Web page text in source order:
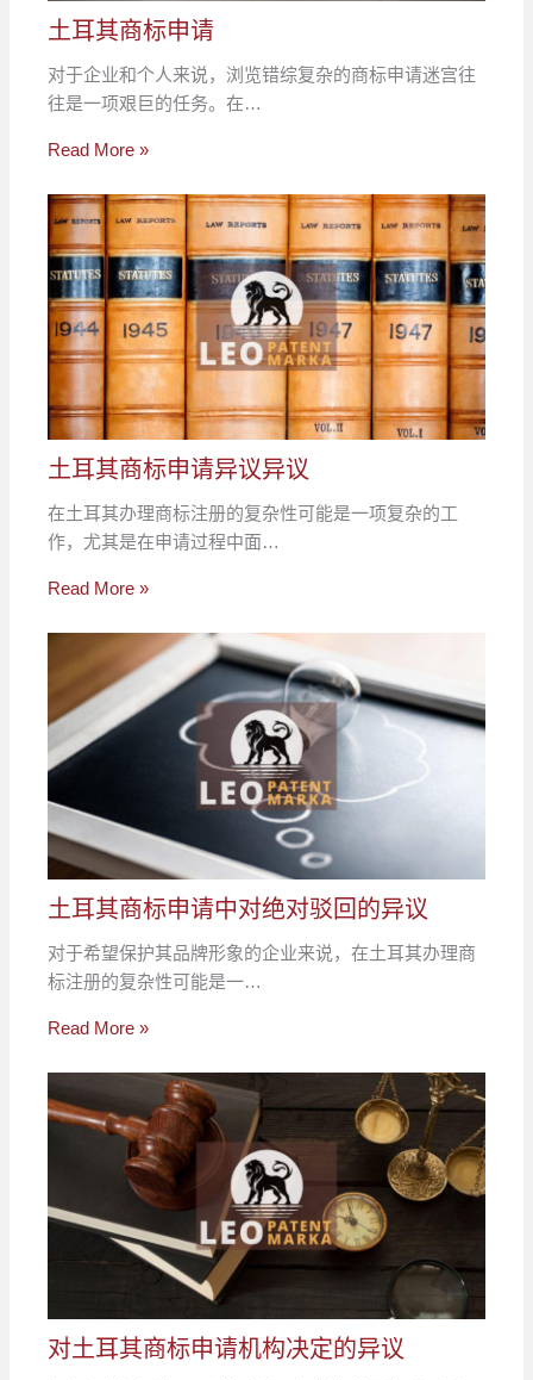
土耳其商标申请
对于企业和个人来说，浏览错综复杂的商标申请迷宫往
往是一项艰巨的任务。在…
Read More »
土耳其商标申请异议异议
在土耳其办理商标注册的复杂性可能是一项复杂的工
作，尤其是在申请过程中面…
Read More »
土耳其商标申请中对绝对驳回的异议
对于希望保护其品牌形象的企业来说，在土耳其办理商
标注册的复杂性可能是一…
Read More »
对土耳其商标申请机构决定的异议